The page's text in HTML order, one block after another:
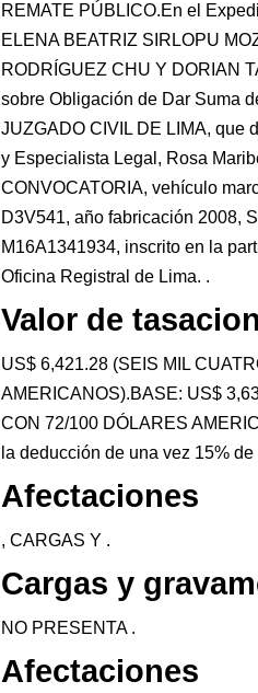
REMATE PÚBLICO.En el
ELENA BEATRIZ SIRLOPU
RODRÍGUEZ CHU Y DORIAN
sobre Obligación de Dar Suma
JUZGADO CIVIL DE LIMA, que
y Especialista Legal, Rosa
CONVOCATORIA, vehículo
D3V541, año fabricación 2008,
M16A1341934, inscrito en la
Oficina Registral de Lima. .
Valor de tasacion
US$ 6,421.28 (SEIS MIL
AMERICANOS).BASE: US$
CON 72/100 DÓLARES
la deducción de una vez 15% de
Afectaciones
, CARGAS Y .
Cargas y
NO PRESENTA .
Afectaciones